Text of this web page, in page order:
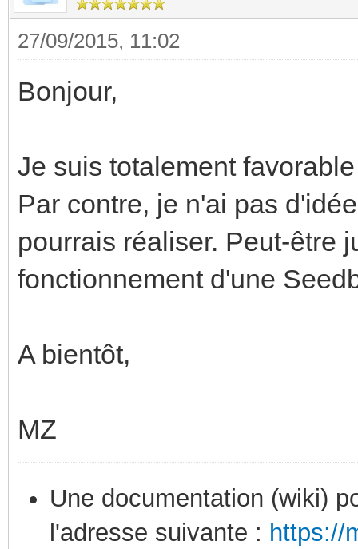
27/09/2015, 11:02
Bonjour,
Je suis totalement
Par contre, je n'ai pas
pourrais réaliser. Peut-être
fonctionnement d'une
A bientôt,
MZ
Une documentation (wiki)
l'adresse suivante : https://